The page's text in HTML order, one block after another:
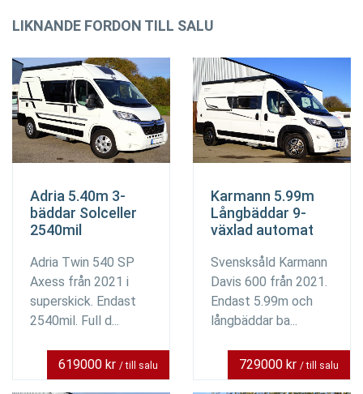
LIKNANDE FORDON TILL SALU
Adria 5.40m 3-
bäddar Solceller
2540mil
Adria Twin 540 SP
Axess från 2021 i
superskick. Endast
2540mil. Full d...
619000 kr / till salu
Karmann 5.99m
Långbäddar 9-
växlad automat
Svensksåld Karmann
Davis 600 från 2021.
Endast 5.99m och
långbäddar ba...
729000 kr / till salu